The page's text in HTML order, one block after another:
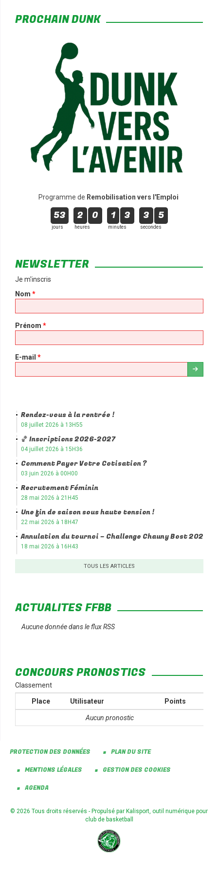
PROCHAIN DUNK
Programme de Remobilisation vers l'Emploi
53
jours
2 0
heures
1 3
minutes
3 5
secondes
NEWSLETTER
Je m'inscris
Nom *
Prénom *
E-mail *
Rendez-vous à la rentrée !
08 juillet 2026 à 13H55
🏀 Inscriptions 2026-2027
04 juillet 2026 à 15H36
Comment Payer Votre Cotisation ?
03 juin 2026 à 00H00
Recrutement Féminin
28 mai 2026 à 21H45
Une fin de saison sous haute tension !
22 mai 2026 à 18H47
Annulation du tournoi – Challenge Chauny Bost 2026
18 mai 2026 à 16H43
TOUS LES ARTICLES
ACTUALITÉS FFBB
Aucune donnée dans le flux RSS
CONCOURS PRONOSTICS
Classement
Place Utilisateur Points
Aucun pronostic
PROTECTION DES DONNÉES PLAN DU SITE
MENTIONS LÉGALES GESTION DES COOKIES
AGENDA
© 2026 Tous droits réservés - Propulsé par Kalisport, outil numérique pour
club de basketball